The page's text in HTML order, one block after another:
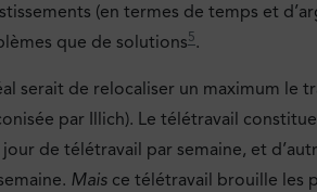
(en termes de temps et
que de solutions5.
serait de relocaliser un maximum
par Illich). Le télétravail
jour de télétravail par semaine, et
Mais ce télétravail brouille les